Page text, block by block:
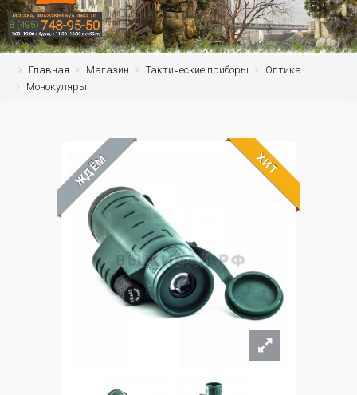
Главная Магазин Тактические приборы
Оптика
Монокуляры
ЖДЁМ ХИТ